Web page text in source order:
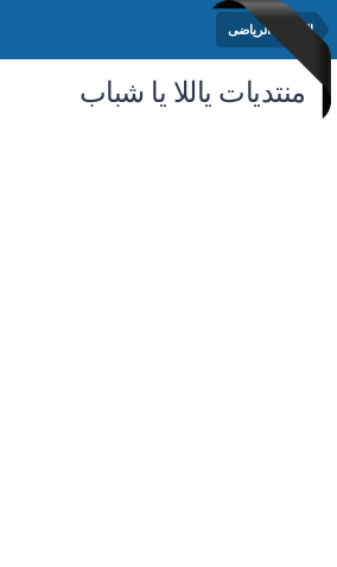
المنتدى الرياضى
منتديات ياللا يا شباب